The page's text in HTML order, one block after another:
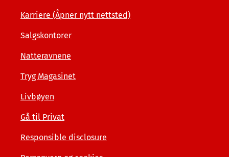
Karriere (Åpner nytt nettsted)
Salgskontorer
Natteravnene
Tryg Magasinet
Livbøyen
Gå til Privat
Responsible disclosure